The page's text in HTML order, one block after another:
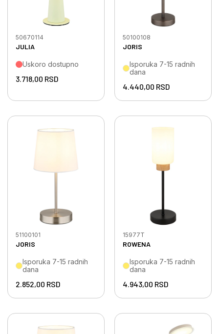
JULIA
50670114
Uskoro dostupno
3.718,00 RSD
JORIS
50100108
Isporuka 7-15 radnih
dana
4.440,00 RSD
JORIS
51100101
Isporuka 7-15 radnih
dana
2.852,00 RSD
ROWENA
15977T
Isporuka 7-15 radnih
dana
4.943,00 RSD